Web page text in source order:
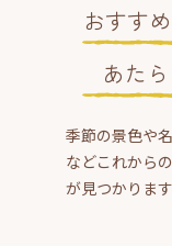
おすす
あた
季節の景色や
などこれから
が見つかりま